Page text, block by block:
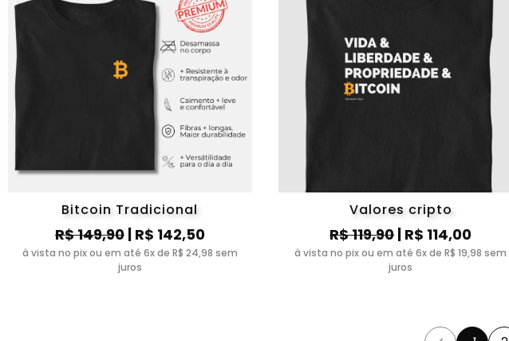
Bitcoin Tradicional
R$ 149,90| R$ 142,50
à vista no pix ou em até 6x de R$ 24,98 sem
juros
Valores cripto
R$ 119,90| R$ 114,00
à vista no pix ou em até 6x de R$ 19,98 sem
juros